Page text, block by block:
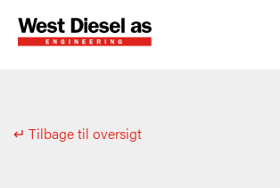
↵ Tilbage til oversigt